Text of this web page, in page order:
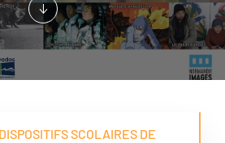
SCOLAIRES DE